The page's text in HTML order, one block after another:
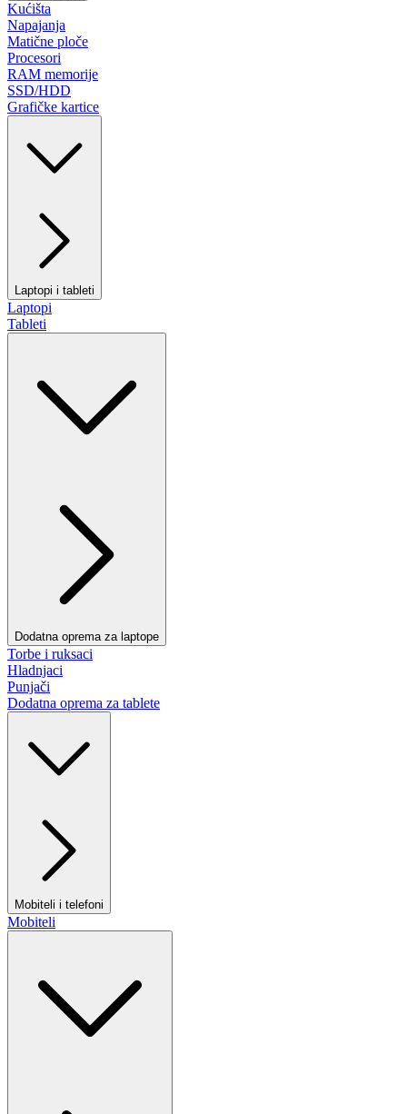
Kućišta
Napajanja
Matične ploče
Procesori
RAM memorije
SSD/HDD
Grafičke kartice
Laptopi i tableti
Laptopi
Tableti
Dodatna oprema za laptope
Torbe i ruksaci
Hladnjaci
Punjači
Dodatna oprema za tablete
Mobiteli i telefoni
Mobiteli